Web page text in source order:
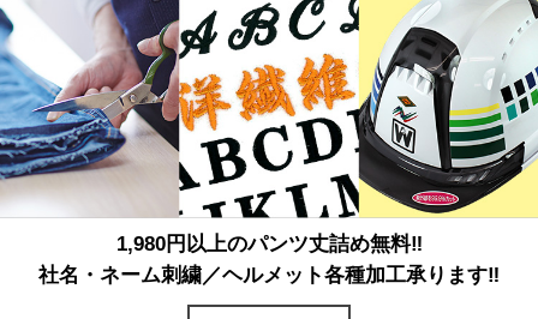
1,980円以上のパンツ丈詰め無料‼
社名・ネーム刺繍／ヘルメット各種加工承ります‼